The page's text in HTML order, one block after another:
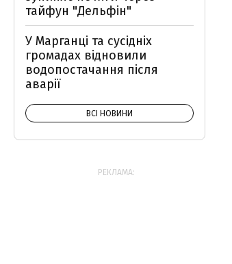
тайфун "Дельфін"
У Марганці та сусідніх
громадах відновили
водопостачання після
аварії
ВСІ НОВИНИ
РЕКЛАМА: